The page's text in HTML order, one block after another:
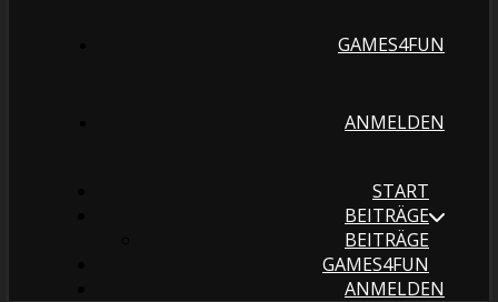
GAMES4FUN
ANMELDEN
START
BEITRÄGE
BEITRÄGE
GAMES4FUN
ANMELDEN